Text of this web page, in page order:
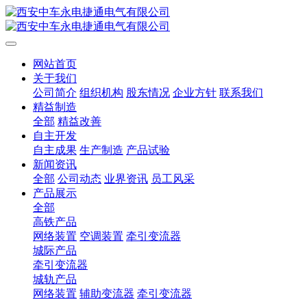
网站首页
关于我们
公司简介 组织机构 股东情况 企业方针 联系我们
精益制造
全部 精益改善
自主开发
自主成果 生产制造 产品试验
新闻资讯
全部 公司动态 业界资讯 员工风采
产品展示
全部
高铁产品
网络装置 空调装置 牵引变流器
城际产品
牵引变流器
城轨产品
网络装置 辅助变流器 牵引变流器